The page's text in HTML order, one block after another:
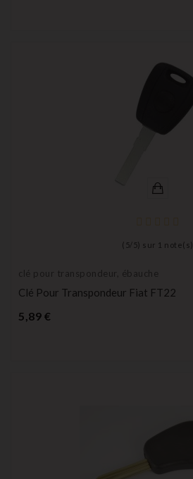
( 5/ 5) sur 1 note(s)
clé pour transpondeur, ébauche
Clé Pour Transpondeur Fiat FT22
5,89 €